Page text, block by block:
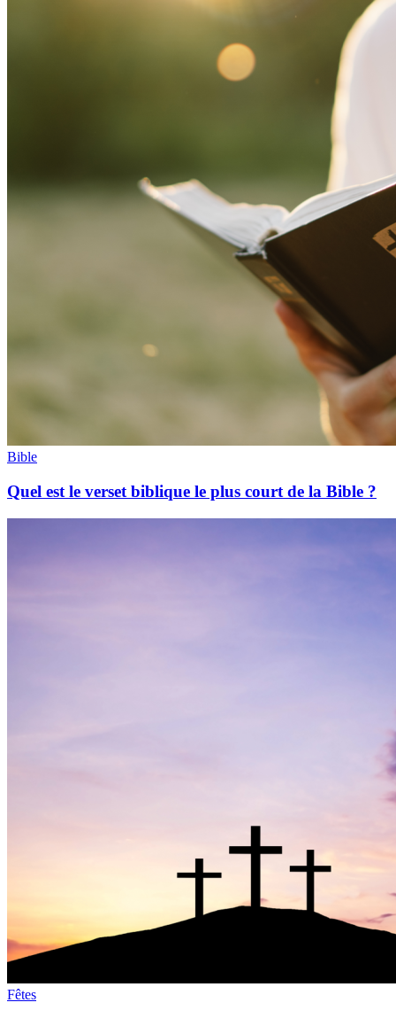
Bible
Quel est le verset biblique le plus court de la Bible ?
Fêtes